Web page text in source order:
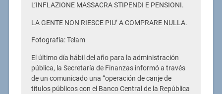
L’INFLAZIONE MASSACRA STIPENDI E PENSIONI.
LA GENTE NON RIESCE PIU’ A COMPRARE NULLA.
Fotografía: Telam
El último día hábil del año para la administración
pública, la Secretaría de Finanzas informó a través
de un comunicado una “operación de canje de
títulos públicos con el Banco Central de la República